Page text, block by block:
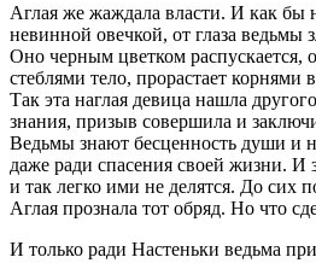
Аглая же жаждала власти. И как бы
невинной овечкой, от глаза ведьмы
Оно черным цветком распускается,
стеблями тело, прорастает корнями
Так эта наглая девица нашла
знания, призыв совершила и
Ведьмы знают бесценность души и
даже ради спасения своей жизни. И
и так легко ими не делятся. До сих
Аглая прознала тот обряд. Но что
И только ради Настеньки ведьма